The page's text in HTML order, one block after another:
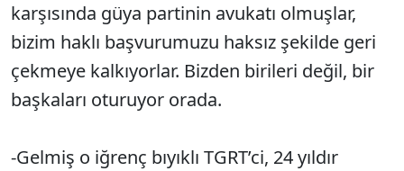
karşısında güya partinin avukatı olmuşlar,
bizim haklı başvurumuzu haksız şekilde geri
çekmeye kalkıyorlar. Bizden birileri değil, bir
başkaları oturuyor orada.
-Gelmiş o iğrenç bıyıklı TGRT’ci, 24 yıldır